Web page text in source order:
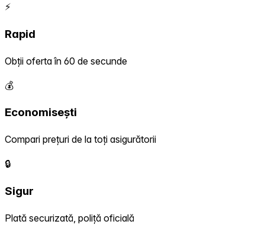
⚡
Rapid
Obții oferta în 60 de secunde
💰
Economisești
Compari prețuri de la toți asigurătorii
🔒
Sigur
Plată securizată, poliță oficială